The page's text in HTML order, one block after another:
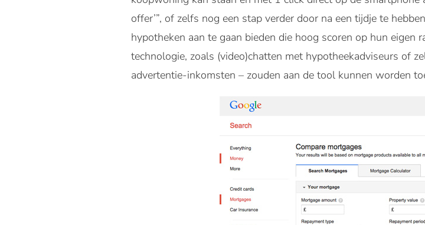
offer’”, of zelfs nog een stap verder door na een tijdje te
hypotheken aan te gaan bieden die hoog scoren op hun eigen
technologie, zoals (video)chatten met hypotheekadviseurs of
advertentie-inkomsten – zouden aan de tool kunnen worden